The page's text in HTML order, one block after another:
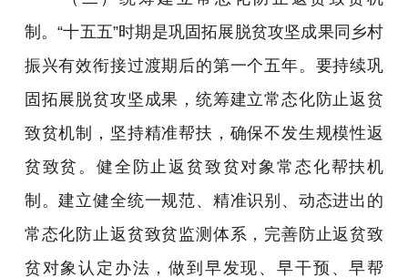
制。“十五五”时期是巩固拓展脱贫攻坚成果同乡村
振兴有效衔接过渡期后的第一个五年。要持续巩
固拓展脱贫攻坚成果，统筹建立常态化防止返贫
致贫机制，坚持精准帮扶，确保不发生规模性返
贫致贫。健全防止返贫致贫对象常态化帮扶机
制。建立健全统一规范、精准识别、动态进出的
常态化防止返贫致贫监测体系，完善防止返贫致
贫对象认定办法，做到早发现、早干预、早帮